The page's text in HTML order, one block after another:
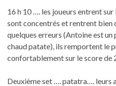
16 h 10 …. les joueurs entrent
sont concentrés et rentrent bien
quelques erreurs (Antoine est un
chaud patate), ils remportent le
confortablement sur le score de
Deuxième set …. patatra…. leurs